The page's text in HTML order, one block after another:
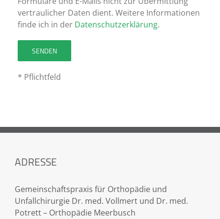
vertraulicher Daten dient. Weitere Informationen
finde ich in der Datenschutzerklärung.
* Pflichtfeld
ADRESSE
Gemeinschaftspraxis für Orthopädie und
Unfallchirurgie Dr. med. Vollmert und Dr. med.
Potrett – Orthopädie Meerbusch